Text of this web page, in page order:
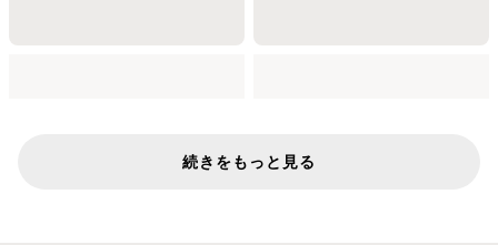
続きをもっと見る